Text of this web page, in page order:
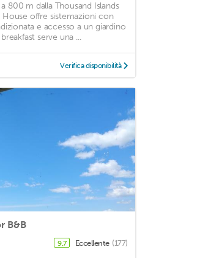
800 m dalla Thousand Islands
House offre sistemazioni con
e accesso a un giardino
serve una ...
Verifica disponibilità
B&B
9,7 Eccellente (177)